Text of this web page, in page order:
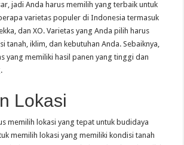
jadi Anda harus memilih yang terbaik untuk
varietas populer di Indonesia termasuk
dan XO. Varietas yang Anda pilih harus
tanah, iklim, dan kebutuhan Anda. Sebaiknya,
yang memiliki hasil panen yang tinggi dan
Lokasi
memilih lokasi yang tepat untuk budidaya
memilih lokasi yang memiliki kondisi tanah